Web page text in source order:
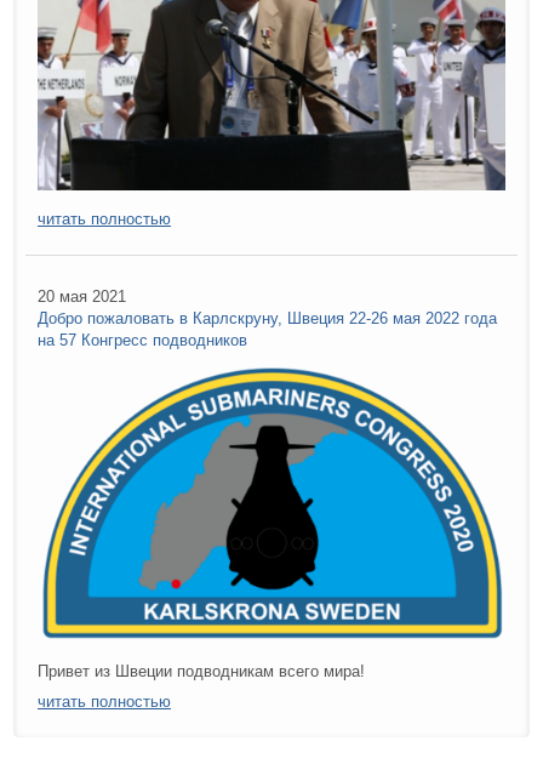
читать полностью
20 мая 2021
Добро пожаловать в Карлскруну, Швеция 22-26 мая 2022 года
на 57 Конгресс подводников
Привет из Швеции подводникам всего мира!
читать полностью